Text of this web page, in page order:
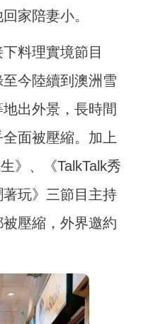
家陪妻小。
料理實境節目
至今陸續到澳洲雪
出外景，長時間
面被壓縮。加上
》、《TalkTalk秀
玩》三節目主持
壓縮，外界邀約